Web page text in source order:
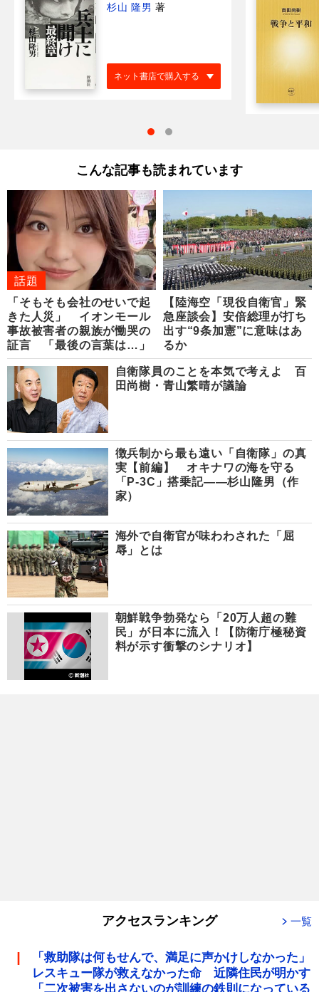
杉山 隆男 著
ネット書店で購入する
こんな記事も読まれています
話題
「そもそも会社のせいで起
きた人災」 イオンモール
事故被害者の親族が慟哭の
証言 「最後の言葉は…」
【陸海空「現役自衛官」緊
急座談会】安倍総理が打ち
出す“9条加憲”に意味はあ
るか
自衛隊員のことを本気で考えよ 百
田尚樹・青山繁晴が議論
徴兵制から最も遠い「自衛隊」の真
実【前編】 オキナワの海を守る
「P-3C」搭乗記――杉山隆男（作
家）
海外で自衛官が味わわされた「屈
辱」とは
朝鮮戦争勃発なら「20万人超の難
民」が日本に流入！【防衛庁極秘資
料が示す衝撃のシナリオ】
アクセスランキング 一覧
「救助隊は何もせんで、満足に声かけしなかった」
レスキュー隊が救えなかった命 近隣住民が明かす
「二次被害を出さないのが訓練の鉄則になっている